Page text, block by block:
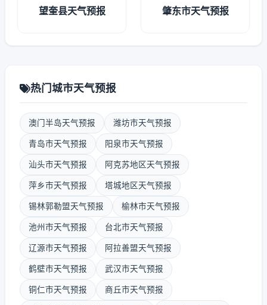
望奎县天气预报 肇东市天气预报
热门城市天气预报
澳门半岛天气预报 潍坊市天气预报
青岛市天气预报 阳泉市天气预报
汕头市天气预报 阿克苏地区天气预报
萍乡市天气预报 塔城地区天气预报
锡林郭勒盟天气预报 榆林市天气预报
池州市天气预报 台北市天气预报
辽源市天气预报 阿拉善盟天气预报
鹤壁市天气预报 武汉市天气预报
铜仁市天气预报 商丘市天气预报